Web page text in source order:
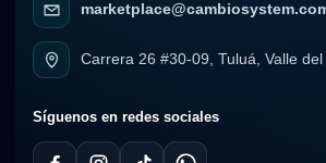
Carrera 26 #30-09, Tuluá, Valle
Síguenos en redes sociales